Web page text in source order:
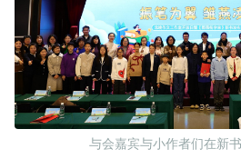
与会嘉宾与小作者们在新